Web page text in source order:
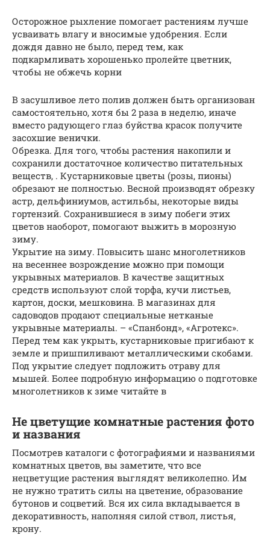
Осторожное рыхление помогает растениям лучше
усваивать влагу и вносимые удобрения. Если
дождя давно не было, перед тем, как
подкармливать хорошенько пролейте цветник,
чтобы не обжечь корни
В засушливое лето полив должен быть организован
самостоятельно, хотя бы 2 раза в неделю, иначе
вместо радующего глаз буйства красок получите
засохшие венички.
Обрезка. Для того, чтобы растения накопили и
сохранили достаточное количество питательных
веществ, . Кустарниковые цветы (розы, пионы)
обрезают не полностью. Весной производят обрезку
астр, дельфиниумов, астильбы, некоторые виды
гортензий. Сохранившиеся в зиму побеги этих
цветов наоборот, помогают выжить в морозную
зиму.
Укрытие на зиму. Повысить шанс многолетников
на весеннее возрождение можно при помощи
укрывных материалов. В качестве защитных
средств используют слой торфа, кучи листьев,
картон, доски, мешковина. В магазинах для
садоводов продают специальные нетканые
укрывные материалы. – «Спанбонд», «Агротекс».
Перед тем как укрыть, кустарниковые пригибают к
земле и пришпиливают металлическими скобами.
Под укрытие следует подложить отраву для
мышей. Более подробную информацию о подготовке
многолетников к зиме читайте в
Не цветущие комнатные растения фото
и названия
Посмотрев каталоги с фотографиями и названиями
комнатных цветов, вы заметите, что все
нецветущие растения выглядят великолепно. Им
не нужно тратить силы на цветение, образование
бутонов и соцветий. Вся их сила вкладывается в
декоративность, наполняя силой ствол, листья,
крону.